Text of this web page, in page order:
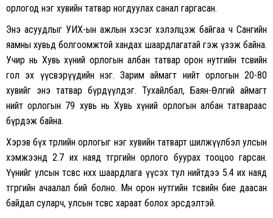
орлогод нэг хувийн татвар ногдуулах санал гаргасан.
Энэ асуудлыг УИХ-ын ажлын хэсэг хэлэлцэж байгаа ч Сангийн
яамны хувьд болгоомжтой хандах шаардлагатай гэж үзэж байна.
Учир нь Хувь хүний орлогын албан татвар орон нутгийн төсвийн
гол эх үүсвэрүүдийн нэг. Зарим аймагт нийт орлогын 20-80
хувийг энэ татвар бүрдүүлдэг. Тухайлбал, Баян-Өлгий аймагт
нийт орлогын 79 хувь нь Хувь хүний орлогын албан татвараас
бүрдэж байна.
Хэрэв бүх төрлийн орлогыг нэг хувийн татварт шилжүүлбэл улсын
хэмжээнд 2.7 их наяд төгрөгийн орлого буурах тооцоо гарсан.
Үүнийг улсын төсвөөс нөхөх шаардлага үүсэх тул нийтдээ 5.4 их наяд
төгрөгийн ачаалал бий болно. Мөн орон нутгийн төсвийн бие даасан
байдал суларч, улсын төсвөөс хараат болох эрсдэлтэй.